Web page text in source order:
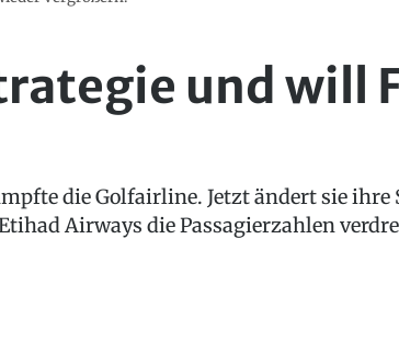
und will
die Golfairline. Jetzt ändert sie ihre
Airways die Passagierzahlen